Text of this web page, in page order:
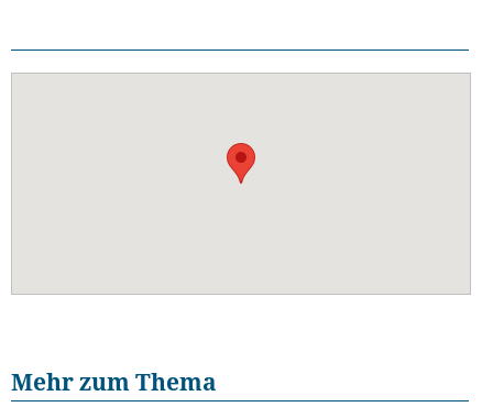
Mehr zum Thema